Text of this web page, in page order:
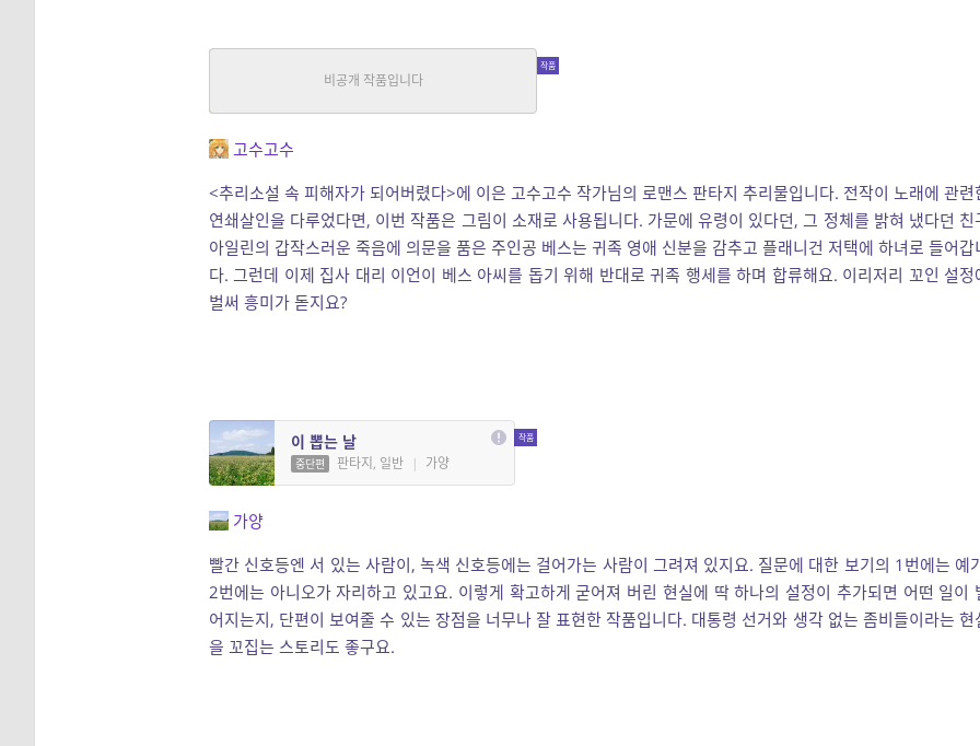
입주 하녀가 수상합니다
추리/스릴러, 로맨스
고수고수
<추리소설 속 피해자가 되어버렸다>에 이은 고수고수 작가님의 로맨스 판타지 추리물입니다. 전작이 노래에 관련
연쇄살인을 다루었다면, 이번 작품은 그림이 소재로 사용됩니다. 가문에 유령이 있다던, 그 정체를 밝혀 냈다던 친
아일린의 갑작스러운 죽음에 의문을 품은 주인공 베스는 귀족 영애 신분을 감추고 플래니건 저택에 하녀로 들어갑
다. 그런데 이제 집사 대리 이언이 베스 아씨를 돕기 위해 반대로 귀족 행세를 하며 합류해요. 이리저리 꼬인 설정
벌써 흥미가 돋지요?
이 뽑는 날
중단편 판타지, 일반 | 가양
가양
빨간 신호등엔 서 있는 사람이, 녹색 신호등에는 걸어가는 사람이 그려져 있지요. 질문에 대한 보기의 1번에는 예
2번에는 아니오가 자리하고 있고요. 이렇게 확고하게 굳어져 버린 현실에 딱 하나의 설정이 추가되면 어떤 일이
어지는지, 단편이 보여줄 수 있는 장점을 너무나 잘 표현한 작품입니다. 대통령 선거와 생각 없는 좀비들이라는 현
을 꼬집는 스토리도 좋구요.